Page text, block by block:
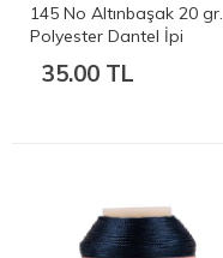
145 No Altınbaşak 20 gr.
Polyester Dantel İpi
35.00 TL